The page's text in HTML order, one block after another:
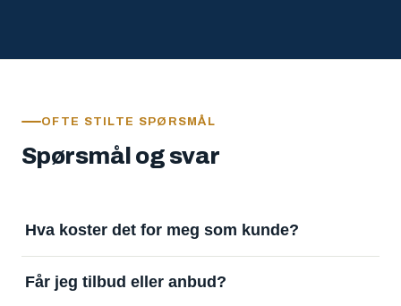
OFTE STILTE SPØRSMÅL
Spørsmål og svar
Hva koster det for meg som kunde?
å motta svar. Tjenesten finansieres av
Får jeg tilbud eller anbud?